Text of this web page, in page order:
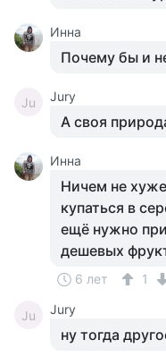
Инна
Почему бы и
Ju Jury
А своя
Инна
Ничем не
купаться в
ещё нужно
дешевых
6 лет 1
Ju Jury
ну тогда